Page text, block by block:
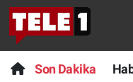
Son Dakika
Anında Manşet
Son Dakika
Nöbetçi